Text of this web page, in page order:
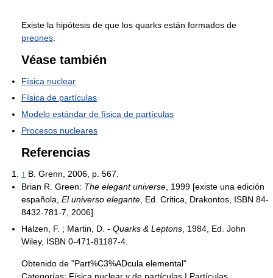
Existe la hipótesis de que los quarks están formados de
preones.
Véase también
Física nuclear
Física de partículas
Modelo estándar de física de partículas
Procesos nucleares
Referencias
↑ B. Grenn, 2006, p. 567.
Brian R. Green: The elegant universe, 1999 [existe una edición
española, El universo elegante, Ed. Critica, Drakontos, ISBN 84-
8432-781-7, 2006].
Halzen, F. ; Martin, D. - Quarks & Leptons, 1984, Ed. John
Wiley, ISBN 0-471-81187-4.
Obtenido de "Part%C3%ADcula elemental"